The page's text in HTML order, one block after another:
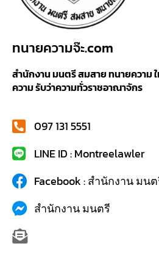
ทนายความจ๊ะ.com
สำนักงาน มนตรี สมสาย ทนายความ
ความ รับว่าความทั่วราชอาณาจักร
097 131 5551
LINE ID : Montreelawler
Facebook : สำนักงาน มน
สำนักงาน มนตรี